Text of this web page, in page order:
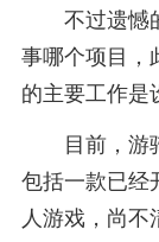
不过遗憾
事哪个项目，
的主要工作是
目前，游
包括一款已经
人游戏，尚不